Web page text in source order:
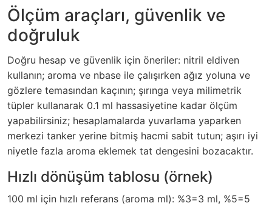
Ölçüm araçları, güvenlik ve
doğruluk
Doğru hesap ve güvenlik için öneriler: nitril eldiven
kullanın; aroma ve nbase ile çalışırken ağız yoluna ve
gözlere temasından kaçının; şırınga veya milimetrik
tüpler kullanarak 0.1 ml hassasiyetine kadar ölçüm
yapabilirsiniz; hesaplamalarda yuvarlama yaparken
merkezi tanker yerine bitmiş hacmi sabit tutun; aşırı iyi
niyetle fazla aroma eklemek tat dengesini bozacaktır.
Hızlı dönüşüm tablosu (örnek)
100 ml için hızlı referans (aroma ml): %3=3 ml, %5=5